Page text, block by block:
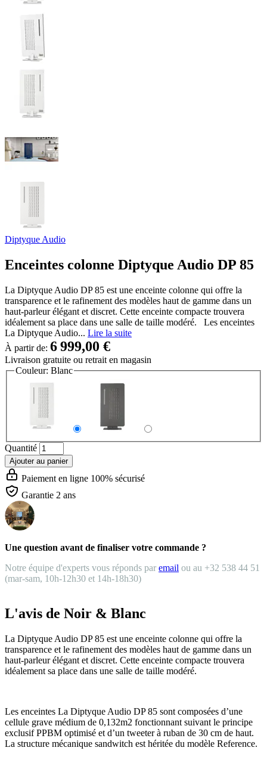
Diptyque Audio
Enceintes colonne Diptyque Audio DP 85
La Diptyque Audio DP 85 est une enceinte colonne qui offre la
transparence et le rafinement des modèles haut de gamme dans un
haut-parleur élégant et discret. Cette enceinte compacte trouvera
idéalement sa place dans une salle de taille modéré. Les enceintes
La Diptyque Audio... Lire la suite
À partir de: 6 999,00 €
Livraison gratuite ou retrait en magasin
Couleur: Blanc
Quantité
Ajouter au panier
Paiement en ligne 100% sécurisé
Garantie 2 ans
Une question avant de finaliser votre commande ?
Notre équipe d'experts vous réponds par email ou au +32 538 44 51
(mar-sam, 10h-12h30 et 14h-18h30)
L'avis de Noir & Blanc
La Diptyque Audio DP 85 est une enceinte colonne qui offre la
transparence et le rafinement des modèles haut de gamme dans un
haut-parleur élégant et discret. Cette enceinte compacte trouvera
idéalement sa place dans une salle de taille modéré.
Les enceintes La Diptyque Audio DP 85 sont composées d’une
cellule grave médium de 0,132m2 fonctionnant suivant le principe
exclusif PPBM optimisé et d’un tweeter à ruban de 30 cm de haut.
La structure mécanique sandwitch est héritée du modèle Reference.